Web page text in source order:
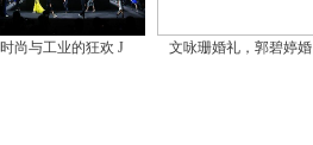
时尚与工业的狂欢 J 文咏珊婚礼，郭碧婷婚